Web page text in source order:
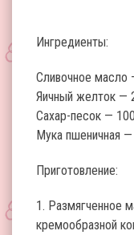
Ингредиенты:
Сливочное масло
Яичный желток —
Сахар-песок —
Мука пшеничная
Приготовление:
1. Размягченное
кремообразной